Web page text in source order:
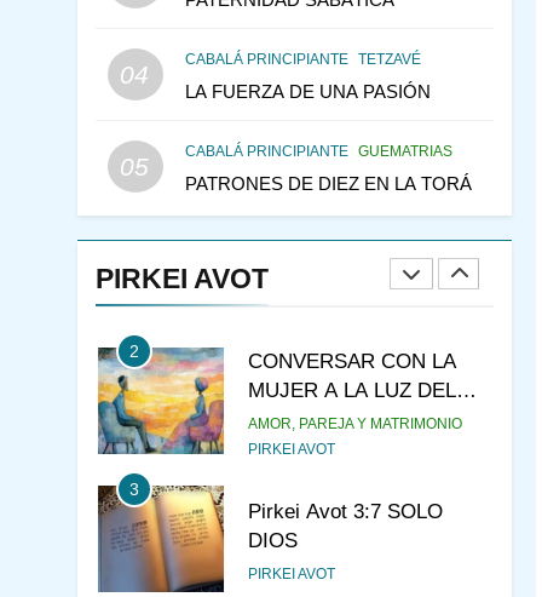
04
CABALÁ PRINCIPIANTE TETZAVÉ
LA FUERZA DE UNA PASIÓN
05
CABALÁ PRINCIPIANTE GUEMATRIAS
PATRONES DE DIEZ EN LA TORÁ
PIRKEI AVOT
PENSAMIENTO JUDÍO
147
VEAMOS ¿POR QUÉ
DE LAS MUJERES
PENSAMIENTO JUDÍO
1
CURSOS
2
CONVERSAR CON LA
MUJER A LA LUZ DEL
JUDAÍSMO
AMOR, PAREJA Y MATRIMONIO
PIRKEI AVOT
3
Pirkei Avot 3:7 SOLO
DIOS
PIRKEI AVOT